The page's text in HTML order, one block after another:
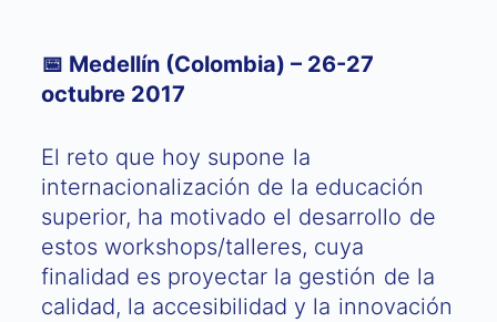
📅 Medellín (Colombia) – 26-27
octubre 2017
El reto que hoy supone la
internacionalización de la educación
superior, ha motivado el desarrollo de
estos workshops/talleres, cuya
finalidad es proyectar la gestión de la
calidad, la accesibilidad y la innovación